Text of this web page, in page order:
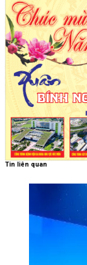
Tin liên quan